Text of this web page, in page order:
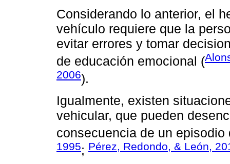
Considerando lo anterior, el
vehículo requiere que la
evitar errores y tomar
de educación emocional (
2006).
Igualmente, existen
vehicular, que pueden
consecuencia de un episodio
1995; Pérez, Redondo, & León,